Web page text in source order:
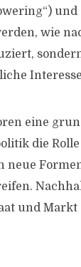
wie
eine
die
neue
und